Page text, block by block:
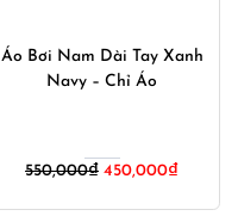
Áo Bơi Nam Dài Tay Xanh
Navy – Chỉ Áo
550,000₫ Giá
450,000₫Giá